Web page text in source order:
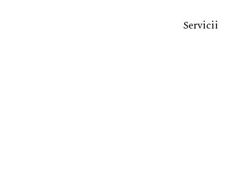
Servicii